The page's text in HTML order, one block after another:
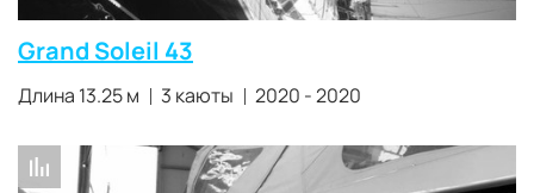
Grand Soleil 43
Длина 13.25 м 3 каюты 2020 - 2020